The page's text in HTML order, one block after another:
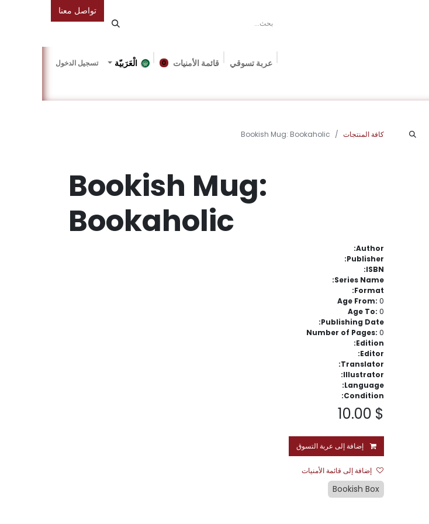
تواصل معنا
عربة تسوقي 0 قائمة الأمنيات الْعَرَبيّة تسجيل الدخول
كافة المنتجات Bookish Mug: Bookaholic
Bookish Mug:
Bookaholic
Author:
Publisher:
ISBN:
Series Name:
Format:
Age From: 0
Age To: 0
Publishing Date:
Number of Pages: 0
Edition:
Editor:
Translator:
Illustrator:
Language:
Condition:
$
10.00
إضافة إلى عربة التسوق
إضافة إلى قائمة الأمنيات
Bookish Box